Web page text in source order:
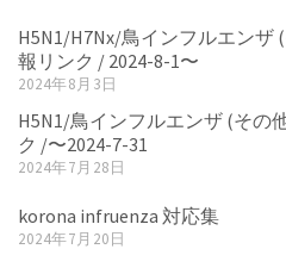
H5N1/H7Nx/鳥インフルエン
報リンク / 2024-8-1〜
2024年8月3日
H5N1/鳥インフルエンザ (そ
ク /〜2024-7-31
2024年7月28日
korona infruenza 対応集
2024年7月20日